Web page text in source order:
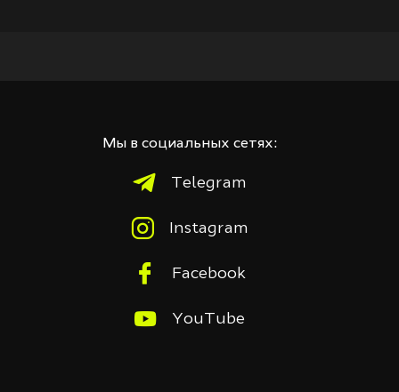
Мы в социальных сетях:
Telegram
Instagram
Facebook
YouTube